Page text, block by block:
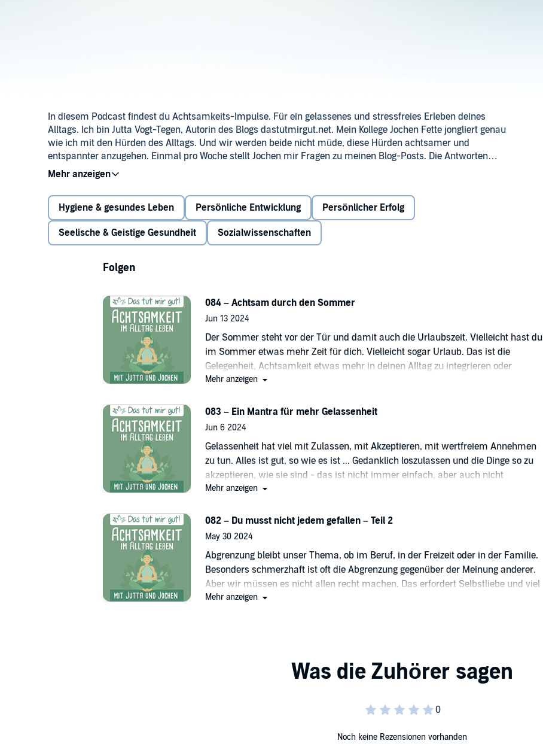
In diesem Podcast findest du Achtsamkeits-Impulse. Für ein gelassenes und stressfreies Erleben deines
Alltags. Ich bin Jutta Vogt-Tegen, Autorin des Blogs dastutmirgut.net. Mein Kollege Jochen Fette jongliert genau
wie ich mit den Hürden des Alltags. Und wir werden beide nicht müde, diese Hürden achtsamer und
entspannter anzugehen. Einmal pro Woche stellt Jochen mir Fragen zu meinen Blog-Posts. Die Antworten
ergeben sich spontan – mal hintergründig, mal amüsant. Bei unseren lockeren Gesprächen bekommst du viele
Anregungen und alltägliche Beispiele. Wir plaudern über die Themen Abgrenzung, Dankbarkeit, Gelassenheit
und Stress abbauen. Wenn Du Lust hast, horch doch mal rein, wir freuen uns auf dich! Jutta und JochenJutta
Vogt-Tegen und Jochen Fette
Hygiene & gesundes Leben Persönliche Entwicklung Persönlicher Erfolg
Seelische & Geistige Gesundheit Sozialwissenschaften
Folgen
084 – Achtsam durch den Sommer
Jun 13 2024
Der Sommer steht vor der Tür und damit auch die Urlaubszeit. Vielleicht hast du
im Sommer etwas mehr Zeit für dich. Vielleicht sogar Urlaub. Das ist die
Gelegenheit, Achtsamkeit etwas mehr in deinen Alltag zu integrieren oder
vielleicht ein größeres Thema anzugehen, das dich beschäftigt. In unserem
achtsam durch den Sommer kommst.
Mehr anzeigen
083 – Ein Mantra für mehr Gelassenheit
Jun 6 2024
Gelassenheit hat viel mit Zulassen, mit Akzeptieren, mit wertfreiem Annehmen
zu tun. Alles ist gut, so wie es ist ... Gedanklich loszulassen und die Dinge so zu
akzeptieren, wie sie sind - das ist nicht immer einfach, aber auch nicht
unmöglich.
Mehr anzeigen
082 – Du musst nicht jedem gefallen – Teil 2
May 30 2024
Abgrenzung bleibt unser Thema, ob im Beruf, in der Freizeit oder in der Familie.
Besonders schmerzhaft ist oft die Abgrenzung gegenüber der Meinung anderer.
Aber wir müssen es nicht allen recht machen. Das erfordert Selbstliebe und viel
Selbstvertrauen. Nicht unbedingt jedem gegeben.
Mehr anzeigen
Noch keine Rezensionen vorhanden